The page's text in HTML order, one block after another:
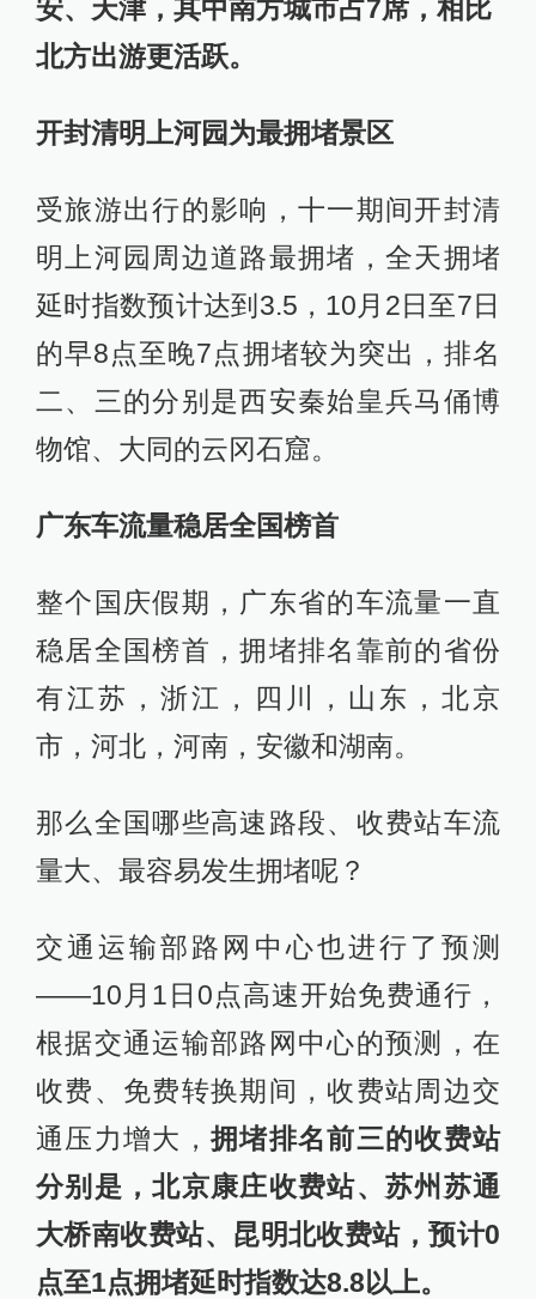
安、天津，其中南方城市占7席，相比
北方出游更活跃。
开封清明上河园为最拥堵景区
受旅游出行的影响，十一期间开封清
明上河园周边道路最拥堵，全天拥堵
延时指数预计达到3.5，10月2日至7日
的早8点至晚7点拥堵较为突出，排名
二、三的分别是西安秦始皇兵马俑博
物馆、大同的云冈石窟。
广东车流量稳居全国榜首
整个国庆假期，广东省的车流量一直
稳居全国榜首，拥堵排名靠前的省份
有江苏，浙江，四川，山东，北京
市，河北，河南，安徽和湖南。
那么全国哪些高速路段、收费站车流
量大、最容易发生拥堵呢？
交通运输部路网中心也进行了预测
——10月1日0点高速开始免费通行，
根据交通运输部路网中心的预测，在
收费、免费转换期间，收费站周边交
通压力增大， 拥堵排名前三的收费站
分别是，北京康庄收费站、苏州苏通
大桥南收费站、昆明北收费站，预计0
点至1点拥堵延时指数达8.8以上。